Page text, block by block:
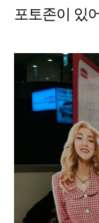
포토존이 있